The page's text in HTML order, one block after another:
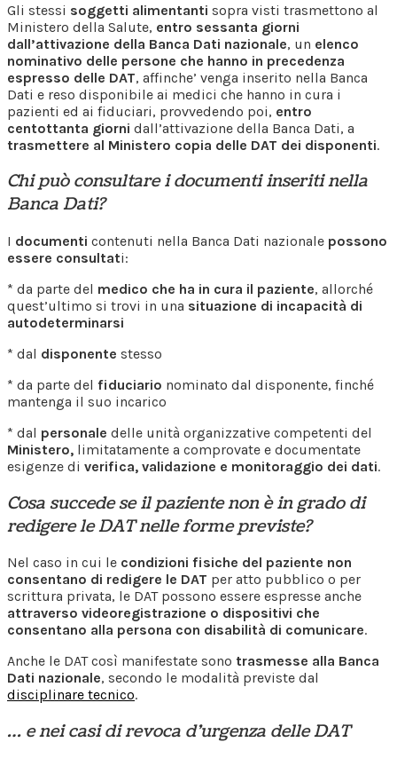
Gli stessi soggetti alimentanti sopra visti trasmettono al
Ministero della Salute, entro sessanta giorni
dall’attivazione della Banca Dati nazionale, un elenco
nominativo delle persone che hanno in precedenza
espresso delle DAT, affinche’ venga inserito nella Banca
Dati e reso disponibile ai medici che hanno in cura i
pazienti ed ai fiduciari, provvedendo poi, entro
centottanta giorni dall’attivazione della Banca Dati, a
trasmettere al Ministero copia delle DAT dei disponenti.
Chi può consultare i documenti inseriti nella
Banca Dati?
I documenti contenuti nella Banca Dati nazionale possono
essere consultati:
* da parte del medico che ha in cura il paziente, allorché
quest’ultimo si trovi in una situazione di incapacità di
autodeterminarsi
* dal disponente stesso
* da parte del fiduciario nominato dal disponente, finché
mantenga il suo incarico
* dal personale delle unità organizzative competenti del
Ministero, limitatamente a comprovate e documentate
esigenze di verifica, validazione e monitoraggio dei dati.
Cosa succede se il paziente non è in grado di
redigere le DAT nelle forme previste?
Nel caso in cui le condizioni fisiche del paziente non
consentano di redigere le DAT per atto pubblico o per
scrittura privata, le DAT possono essere espresse anche
attraverso videoregistrazione o dispositivi che
consentano alla persona con disabilità di comunicare.
Anche le DAT così manifestate sono trasmesse alla Banca
Dati nazionale, secondo le modalità previste dal
disciplinare tecnico.
… e nei casi di revoca d’urgenza delle DAT